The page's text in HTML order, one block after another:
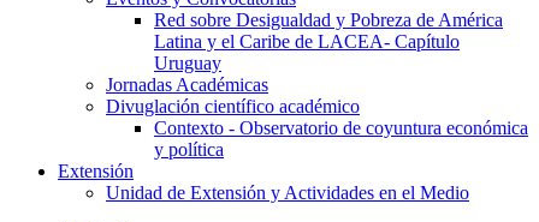
Red sobre Desigualdad y Pobreza de América
Latina y el Caribe de LACEA- Capítulo
Uruguay
Jornadas Académicas
Divuglación científico académico
Contexto - Observatorio de coyuntura económica
y política
Extensión
Unidad de Extensión y Actividades en el Medio